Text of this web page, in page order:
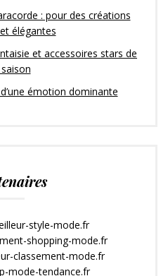
: pour des créations
élégantes
et accessoires stars de
émotion dominante
style-mode.fr
shopping-mode.fr
classement-mode.fr
mode-tendance.fr